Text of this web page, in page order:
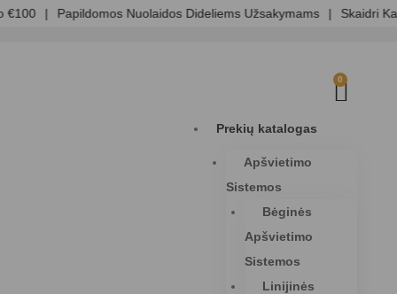
| Papildomos Nuolaidos Dideliems Užsakymams | Skaidri
0
Prekių katalogas
Apšvietimo
Sistemos
Bėginės
Apšvietimo
Sistemos
Linijinės